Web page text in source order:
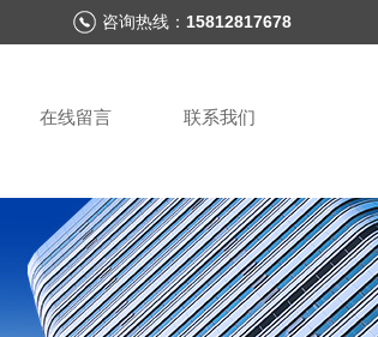
咨询热线： 15812817678
在线留言 联系我们